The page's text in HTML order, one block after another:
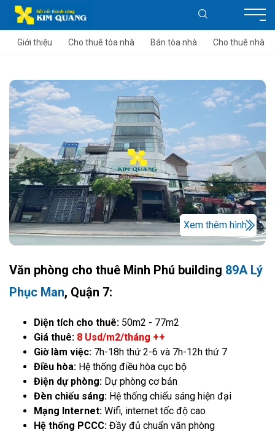
Giới thiệu Cho thuê tòa nhà Bán tòa nhà Cho thuê nhà
Xem thêm hình
Văn phòng cho thuê Minh Phú building 89A Lý
Phục Man, Quận 7:
Diện tích cho thuê: 50m2 - 77m2
Giá thuê: 8 Usd/m2/tháng ++
Giờ làm việc: 7h-18h thứ 2-6 và 7h-12h thứ 7
Điều hòa: Hệ thống điều hòa cục bộ
Điện dự phòng: Dự phòng cơ bản
Đèn chiếu sáng: Hệ thống chiếu sáng hiện đại
Mạng Internet: Wifi, internet tốc độ cao
Hệ thống PCCC: Đầy đủ chuẩn văn phòng